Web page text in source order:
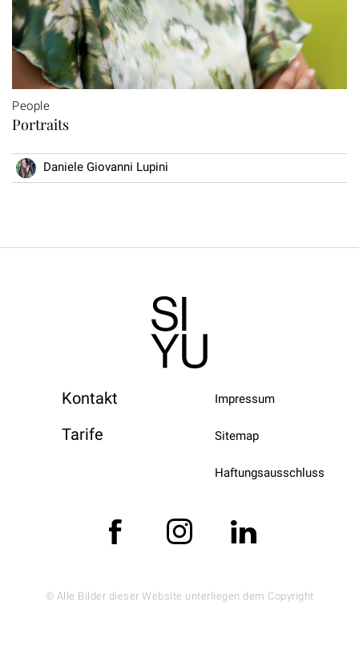
People
Portraits
Daniele Giovanni Lupini
Kontakt
Tarife
Impressum
Sitemap
Haftungsausschluss
© Alle Bilder dieser Website unterliegen dem Copyright